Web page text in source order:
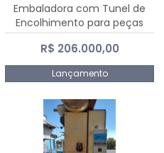
Embaladora com Tunel de
Encolhimento para peças
grandes portas janelas -
Dalmak
R$ 206.000,00
Lançamento